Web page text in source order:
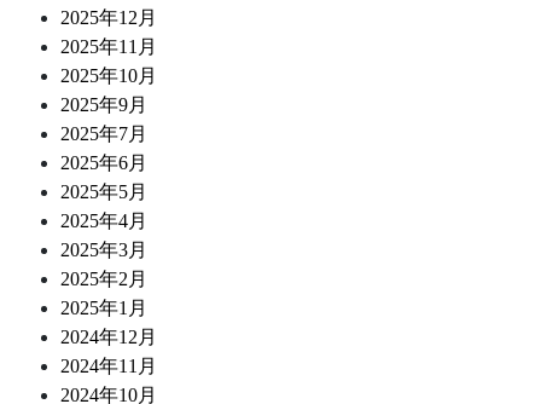
2025年12月
2025年11月
2025年10月
2025年9月
2025年7月
2025年6月
2025年5月
2025年4月
2025年3月
2025年2月
2025年1月
2024年12月
2024年11月
2024年10月